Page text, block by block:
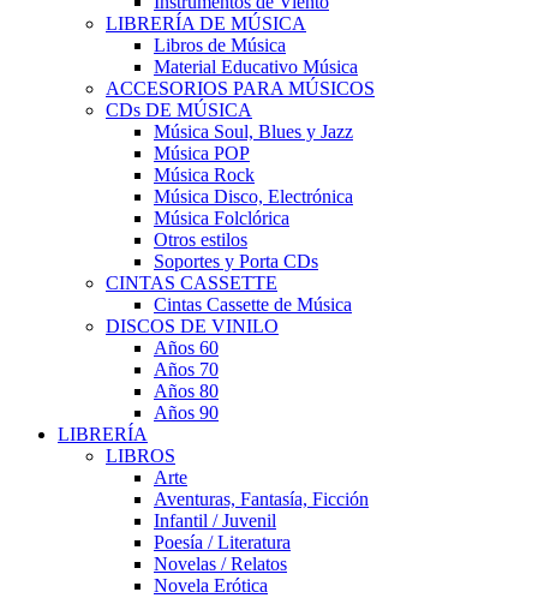
LIBRERÍA DE MÚSICA
Libros de Música
Material Educativo Música
ACCESORIOS PARA MÚSICOS
CDs DE MÚSICA
Música Soul, Blues y Jazz
Música POP
Música Rock
Música Disco, Electrónica
Música Folclórica
Otros estilos
Soportes y Porta CDs
CINTAS CASSETTE
Cintas Cassette de Música
DISCOS DE VINILO
Años 60
Años 70
Años 80
Años 90
LIBRERÍA
LIBROS
Arte
Aventuras, Fantasía, Ficción
Infantil / Juvenil
Poesía / Literatura
Novelas / Relatos
Novela Erótica